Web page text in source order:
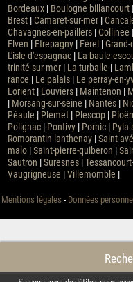
Bordeaux| Boulogne billancourt|
Brest|Camaret-sur-mer|
Chavagnes-en-paillers|Collinee |
Elven | Etrepagny| Férel |
L'isle-d'espagnac| La baule-
trinité-sur-mer| La turballe |
rance | Le palais| Le perray-en-
Lorient| Louviers| Maintenon |
| Morsang-sur-seine | Nantes|
Péaule | Plemet| Plescop|
Polignac| Pontivy| Pornic|
Romorantin-lanthenay|Saint-avé
malo|Saint-pierre-quiberon |
Sautron |Suresnes|
Vaugrigneuse |Villemomble |
Mentions légales - Données